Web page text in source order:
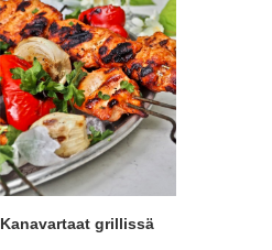
Kanavartaat grillissä